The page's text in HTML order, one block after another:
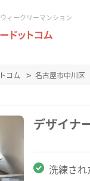
ィークリーマンション
コム 名古屋市中川区
デザイナ
洗練され